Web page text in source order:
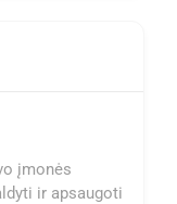
įmonės
ir apsaugoti